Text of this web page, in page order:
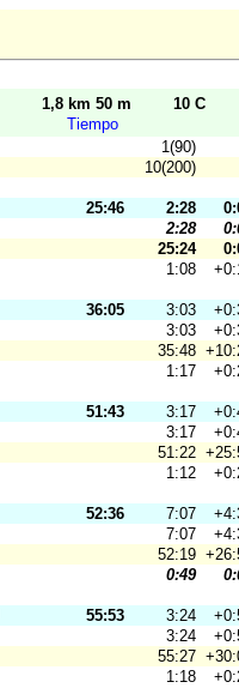
1,8 km 50 m
10 C
Tiempo
1(90)
10(200)
25:46 2:28
2:28
25:24
1:08
36:05 3:03
3:03
35:48
1:17
51:43 3:17
3:17
51:22
1:12
52:36 7:07
7:07
52:19
0:49
55:53 3:24
3:24
55:27
1:18